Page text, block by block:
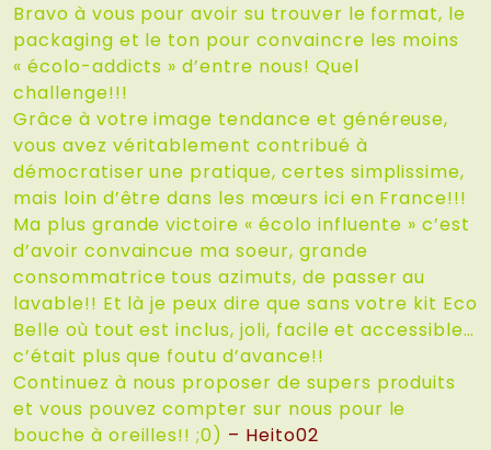
Bravo à vous pour avoir su trouver le format, le
packaging et le ton pour convaincre les moins
« écolo-addicts » d’entre nous! Quel
challenge!!!
Grâce à votre image tendance et généreuse,
vous avez véritablement contribué à
démocratiser une pratique, certes simplissime,
mais loin d’être dans les mœurs ici en France!!!
Ma plus grande victoire « écolo influente » c’est
d’avoir convaincue ma soeur, grande
consommatrice tous azimuts, de passer au
lavable!! Et là je peux dire que sans votre kit Eco
Belle où tout est inclus, joli, facile et accessible…
c’était plus que foutu d’avance!!
Continuez à nous proposer de supers produits
et vous pouvez compter sur nous pour le
bouche à oreilles!! ;0) – Heito02